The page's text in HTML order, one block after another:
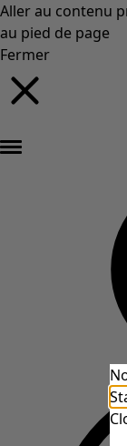
Aller au contenu
au pied de page
Fermer